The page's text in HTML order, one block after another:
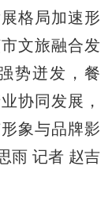
格局加速形
文旅融合发
势迸发，餐
协同发展，
象与品牌影
雨 记者 赵吉